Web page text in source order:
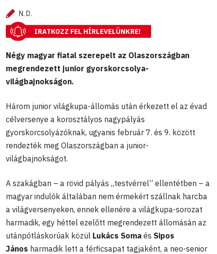
N. D.
IRATKOZZ FEL HÍRLEVELÜNKRE!
Négy magyar fiatal szerepelt az Olaszországban
megrendezett junior gyorskorcsolya-
világbajnokságon.
Három junior világkupa-állomás után érkezett el az évad
célversenye a korosztályos nagypályás
gyorskorcsolyázóknak, ugyanis február 7. és 9. között
rendezték meg Olaszországban a junior-
világbajnokságot.
A szakágban – a rövid pályás „testvérrel” ellentétben – a
magyar indulók általában nem érmekért szállnak harcba
a világversenyeken, ennek ellenére a világkupa-sorozat
harmadik, egy héttel ezelőtt megrendezett állomásán az
utánpótláskorúak közül Lukács Soma és Sipos
János harmadik lett a férficsapat tagjaként, a neo-senior